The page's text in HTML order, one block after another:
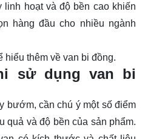
linh hoạt và độ bền cao khiến
hàng đầu cho nhiều ngành
hiểu thêm về van bi đồng.
sử dụng van bi
bướm, cần chú ý một số điểm
quả và độ bền của sản phẩm.